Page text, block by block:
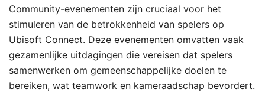
Community-evenementen zijn cruciaal voor het
stimuleren van de betrokkenheid van spelers op
Ubisoft Connect. Deze evenementen omvatten vaak
gezamenlijke uitdagingen die vereisen dat spelers
samenwerken om gemeenschappelijke doelen te
bereiken, wat teamwork en kameraadschap bevordert.